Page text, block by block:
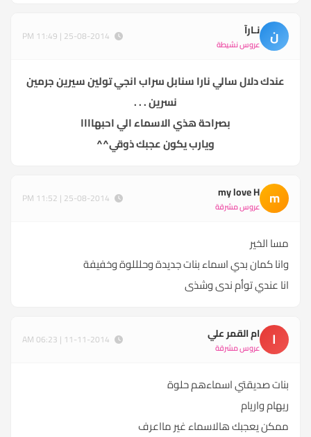
ن نـارآ
عروس نشيطة
عندك دلال سالي نارا سنابل سراب انجي تولين سيرين جرمين
نسرين . . .
بصراحة هذي الاسماء الي احبهاااا
ويارب يكون عجبك ذوقي^^
m
my love H
عروس مشرقة
مسا الخير
وانا كمان بدي اسماء بنات جديدة وحلللوة وخفيفة
انا عندي توأم ندى وشذى
ا ام القمر علي
عروس مشرقة
بنات صديقتي اسماءهم حلوة
ريهام واريام
ممكن يعجبك هالاسماء غير مااعرف